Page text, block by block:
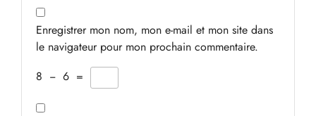
Enregistrer mon nom, mon e-mail et mon site dans
le navigateur pour mon prochain commentaire.
8 − 6 =